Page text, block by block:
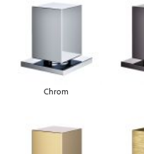
Chrom